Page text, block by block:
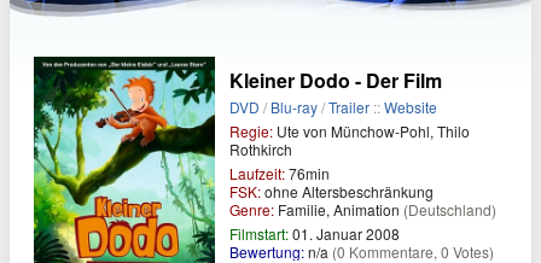
Kleiner Dodo - Der Film
DVD /Blu-ray/Trailer ::Website
Regie: Ute von Münchow-Pohl, Thilo
Rothkirch
Laufzeit:76min
FSK:ohne Altersbeschränkung
Genre: Familie, Animation (Deutschland)
Filmstart:01. Januar 2008
Bewertung:n/a (0 Kommentare, 0 Votes)